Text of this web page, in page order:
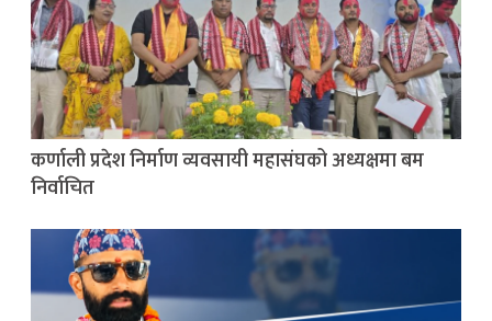
कर्णाली प्रदेश निर्माण व्यवसायी महासंघको अध्यक्षमा बम
निर्वाचित